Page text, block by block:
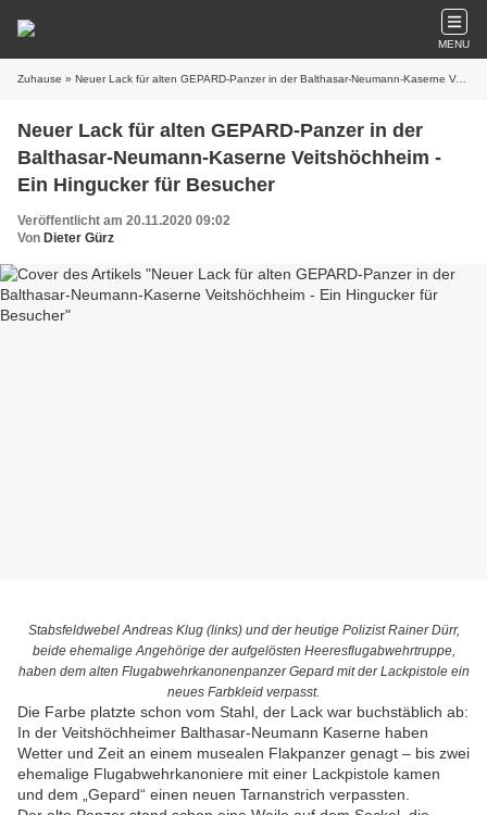
MENU
Zuhause » Neuer Lack für alten GEPARD-Panzer in der Balthasar-Neumann-Kaserne Veitshöchheim - Ein Hingucker für Besucher
Neuer Lack für alten GEPARD-Panzer in der
Balthasar-Neumann-Kaserne Veitshöchheim -
Ein Hingucker für Besucher
Veröffentlicht am 20.11.2020 09:02
Von Dieter Gürz
Stabsfeldwebel Andreas Klug (links) und der heutige Polizist Rainer Dürr,
beide ehemalige Angehörige der aufgelösten Heeresflugabwehrtruppe,
haben dem alten Flugabwehrkanonenpanzer Gepard mit der Lackpistole ein
neues Farbkleid verpasst.
Die Farbe platzte schon vom Stahl, der Lack war buchstäblich ab:
In der Veitshöchheimer Balthasar-Neumann Kaserne haben
Wetter und Zeit an einem musealen Flakpanzer genagt – bis zwei
ehemalige Flugabwehrkanoniere mit einer Lackpistole kamen
und dem „Gepard“ einen neuen Tarnanstrich verpassten.